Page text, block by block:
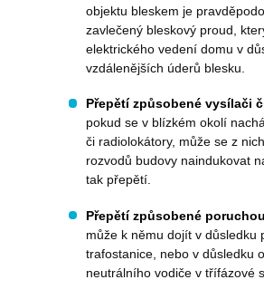
objektu bleskem je
zavlečený bleskový proud,
elektrického vedení domu v
vzdálenějších úderů blesku.
Přepětí způsobené vysílači
pokud se v blízkém okolí
či radiolokátory, může se z
rozvodů budovy naindukovat
tak přepětí.
Přepětí způsobené
může k němu dojít v důsledku
trafostanice, nebo v důsledku
neutrálního vodiče v třífázové